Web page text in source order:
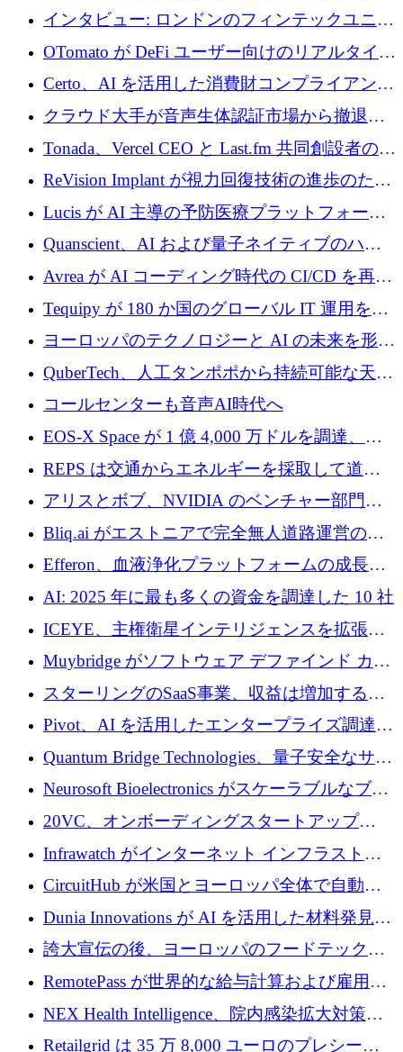
質生産に転換するために 700 万ユーロを調達
インタビュー: ロンドンのフィンテックユニコ
ーン Tide の CEO、オリバー・プリル氏
OTomato が DeFi ユーザー向けのリアルタイム
インテリジェンス レイヤーを構築するために
Improbable から 200 万ドルを調達
Certo、AI を活用した消費財コンプライアンス
プラットフォームのために 400 万ドルを調達
クラウド大手が音声生体認証市場から撤退す
るなか、Voxmindが54万6,000ポンドのプレシ
ード資金を調達
Tonada、Vercel CEO と Last.fm 共同創設者の支
援を受けてステルス撤退
ReVision Implant が視力回復技術の進歩のため
に 400 万ユーロを確保
Lucis が AI 主導の予防医療プラットフォーム
を拡大するためにシリーズ A で 2,000 万ドル
を調達
Quanscient、AI および量子ネイティブのハー
ドウェア エンジニアリングを推進するために
1,000 万ユーロを調達
Avrea が AI コーディング時代の CI/CD を再発
明するために 470 万ドルをかけてステルスか
ら浮上
Tequipy が 180 か国のグローバル IT 運用を自
動化するために 300 万ユーロ以上を調達
ヨーロッパのテクノロジーと AI の未来を形作
る: イノベーション リーダーが Nexus
Luxembourg 2026 に集まる理由
QuberTech、人工タンポポから持続可能な天然
ゴムを開発するために 340 万ポンドを調達
コールセンターも音声AI時代へ
EOS-X Space が 1 億 4,000 万ドルを調達、
Mistral が Emmi AI を買収、Bliq がエストニア
での完全無人道路運営を承認
REPS は交通からエネルギーを採取して道路
を発電所に変えるために 2,360 万ドルを調達
アリスとボブ、NVIDIA のベンチャー部門か
らの投資でシリーズ B を拡大
Bliq.ai がエストニアで完全無人道路運営の承
認を獲得
Efferon、血液浄化プラットフォームの成長に
250万ユーロを確保
AI: 2025 年に最も多くの資金を調達した 10 社
ICEYE、主権衛星インテリジェンスを拡張す
るために 3 億ユーロの信用枠を確保
Muybridge がソフトウェア デファインド カメ
ラ テクノロジーを拡張するためにシリーズ A
で 1,600 万ドルを調達
スターリングのSaaS事業、収益は増加するも
グループ利益は減少
Pivot、AI を活用したエンタープライズ調達プ
ラットフォームを拡大するために 4,000 万ド
ルを調達
Quantum Bridge Technologies、量子安全なサイ
バーセキュリティ インフラストラクチャの拡
Neurosoft Bioelectronics がスケーラブルなブレ
イン コンピューター インターフェイスのため
に 750 万ドルを調達
20VC、オンボーディングスタートアップ
Prelude へのシリーズ A 投資で 2,000 万ドルを
Infrawatch がインターネット インフラストラ
クチャ インテリジェンス向けに 300 万ドルの
プレシードを確保
CircuitHub が米国とヨーロッパ全体で自動電
子機器製造を拡大するために 2,800 万ドルを
Dunia Innovations が AI を活用した材料発見を
産業化するために 2 億 8,000 万ユーロのベル
誇大宣伝の後、ヨーロッパのフードテックセ
クターはファンダメンタルズを中心に再構築
RemotePass が世界的な給与計算および雇用プ
ラットフォームを拡大するために 1,740 万ド
NEX Health Intelligence、院内感染拡大対策に
100万ユーロを確保
Retailgrid は 35 万 8,000 ユーロのプレシード